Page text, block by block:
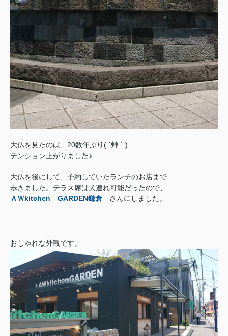
大仏を見たのは、20数年ぶり( ´艸｀)
テンション上がりました♪
大仏を後にして、予約していたランチのお店まで
歩きました。テラス席は犬連れ可能だったので、
ＡＷkitchen GARDEN鎌倉 さんにしました。
おしゃれな外観です。